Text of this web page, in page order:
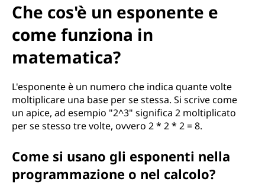
Che cos'è un esponente e
come funziona in
matematica?
L'esponente è un numero che indica quante volte
moltiplicare una base per se stessa. Si scrive come
un apice, ad esempio "2^3" significa 2 moltiplicato
per se stesso tre volte, ovvero 2 * 2 * 2 = 8.
Come si usano gli esponenti nella
programmazione o nel calcolo?